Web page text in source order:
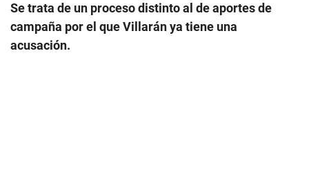
Se trata de un proceso distinto al de aportes de
campaña por el que Villarán ya tiene una
acusación.